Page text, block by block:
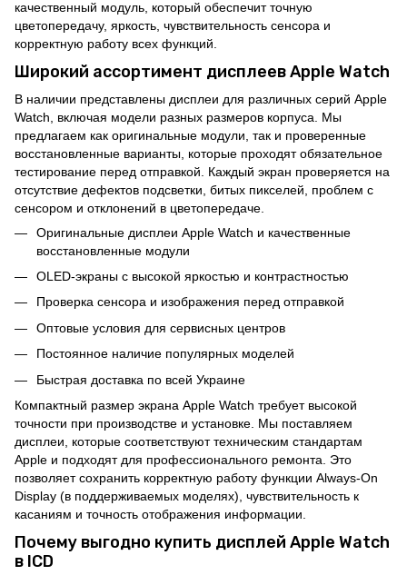
качественный модуль, который обеспечит точную
цветопередачу, яркость, чувствительность сенсора и
корректную работу всех функций.
Широкий ассортимент дисплеев Apple Watch
В наличии представлены дисплеи для различных серий Apple
Watch, включая модели разных размеров корпуса. Мы
предлагаем как оригинальные модули, так и проверенные
восстановленные варианты, которые проходят обязательное
тестирование перед отправкой. Каждый экран проверяется на
отсутствие дефектов подсветки, битых пикселей, проблем с
сенсором и отклонений в цветопередаче.
Оригинальные дисплеи Apple Watch и качественные
восстановленные модули
OLED-экраны с высокой яркостью и контрастностью
Проверка сенсора и изображения перед отправкой
Оптовые условия для сервисных центров
Постоянное наличие популярных моделей
Быстрая доставка по всей Украине
Компактный размер экрана Apple Watch требует высокой
точности при производстве и установке. Мы поставляем
дисплеи, которые соответствуют техническим стандартам
Apple и подходят для профессионального ремонта. Это
позволяет сохранить корректную работу функции Always-On
Display (в поддерживаемых моделях), чувствительность к
касаниям и точность отображения информации.
Почему выгодно купить дисплей Apple Watch
в ICD